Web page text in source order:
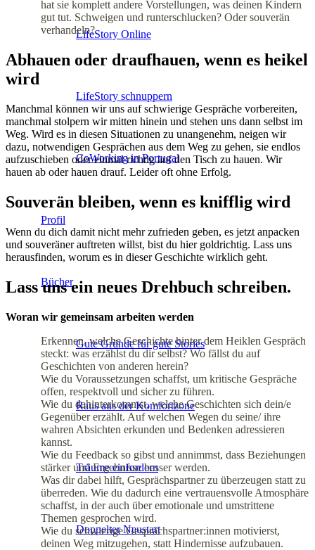
LifeStory Online
LifeStory schnuppern
CoWorking in Portugal
Profil
Bücher
Gute Gründe für gute Stories
Raus aus der Komfortzone
Träume einfordern
Doppelter Neustart
hat sie komplett andere Vorstellungen, was deinen Kindern
gut tut. Schweigen und runterschlucken? Oder souverän
verhandeln?
Abhauen oder draufhauen, wenn es heikel
wird
Manchmal können wir uns auf schwierige Gespräche vorbereiten,
manchmal stolpern wir mitten hinein und stehen uns dann selbst im
Weg. Wird es in diesen Situationen zu unangenehm, neigen wir
dazu, notwendigen Gesprächen aus dem Weg zu gehen, sie endlos
aufzuschieben oder einmal richtig auf den Tisch zu hauen. Wir
hauen ab oder hauen drauf. Leider oft ohne Erfolg.
Souverän bleiben, wenn es knifflig wird
Wenn du dich damit nicht mehr zufrieden geben, es jetzt anpacken
und souveräner auftreten willst, bist du hier goldrichtig. Lass uns
herausfinden, worum es in dieser Geschichte wirklich geht.
Lass uns ein neues Drehbuch schreiben.
Woran wir gemeinsam arbeiten werden
Erkennen, welche Geschichte hinter dem Heiklen Gespräch
steckt: was erzählst du dir selbst? Wo fällst du auf
Geschichten von anderen herein?
Wie du Voraussetzungen schaffst, um kritische Gespräche
offen, respektvoll und sicher zu führen.
Wie du dahinterkommst, welche Geschichten sich dein/e
Gegenüber erzählt. Auf welchen Wegen du seine/ ihre
wahren Absichten erkunden und Bedenken adressieren
kannst.
Wie du Feedback so gibst und annimmst, dass Beziehungen
stärker und Ergebnisse besser werden.
Was dir dabei hilft, Gesprächspartner zu überzeugen statt zu
überreden. Wie du dadurch eine vertrauensvolle Atmosphäre
schaffst, in der auch über emotionale und umstrittene
Themen gesprochen wird.
Wie du schwierige Gesprächspartner:innen motivierst,
deinen Weg mitzugehen, statt Hindernisse aufzubauen.